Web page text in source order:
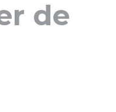
de